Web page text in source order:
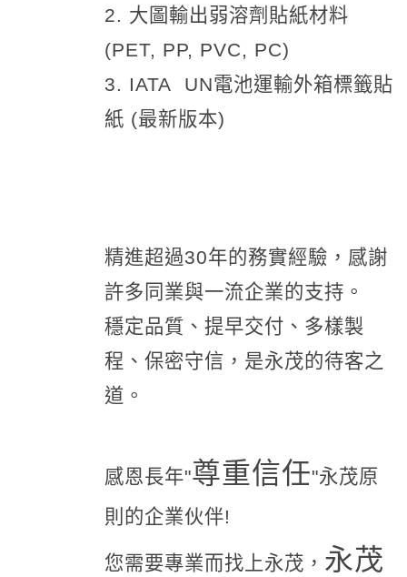
2. 大圖輸出弱溶劑貼紙材料
(PET, PP, PVC, PC)
3. IATA UN電池運輸外箱標籤貼
紙 (最新版本)
精進超過30年的務實經驗，感謝
許多同業與一流企業的支持。
穩定品質、提早交付、多樣製
程、保密守信，是永茂的待客之
道。
感恩長年"尊重信任"永茂原
則的企業伙伴!
您需要專業而找上永茂， 永茂